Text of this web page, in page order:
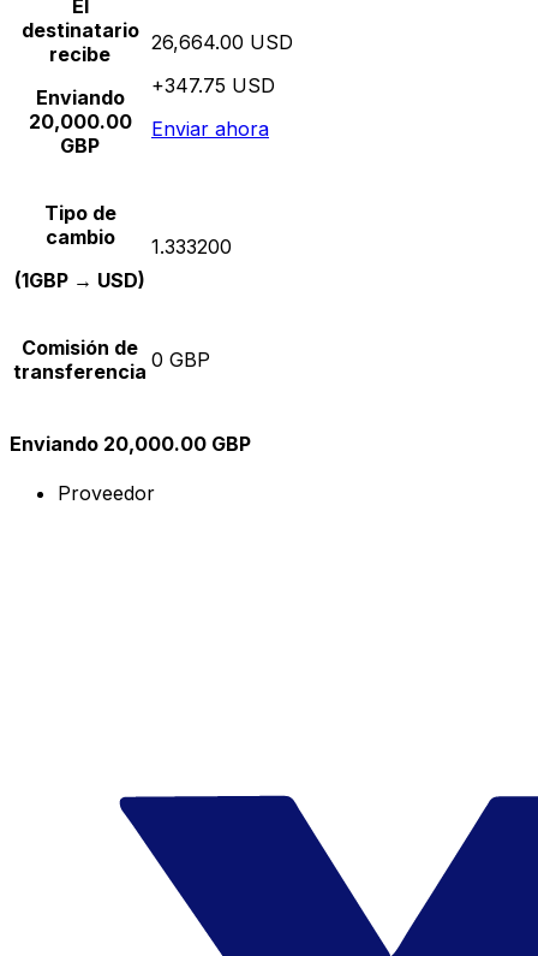
El
destinatario
recibe
Enviando
20,000.00
GBP
26,664.00 USD
+347.75 USD
Enviar ahora
Tipo de
cambio
(1GBP → USD)
1.333200
Comisión de
transferencia 0 GBP
Enviando 20,000.00 GBP
Proveedor